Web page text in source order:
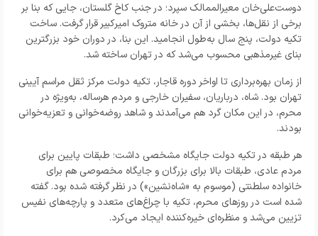
دوست‌علی‌خان معیرالممالک سپرد؛ در جنب کاخ گلستان، جایی که بنا بر
برخی از نقل‌ها، بخشی از آن در خانه متروک امیرکبیر قرار گرفت. ساخت
تکیه دولت، پنج سال به‌طول انجامید. این بنا، در دوران خود بزرگترین
بنای غیرمذهبی محسوب می‌شد که در تهران ساخته شد.
از زمان بهره‌برداری تا اواخر دوره قاجار، تکیه دولت مرکز ثقل مراسم آیینی
تهران بود. شاه، درباریان، سفیران خارجی و مردم هرساله، به‌ویژه در
محرم، در این مکان گرد هم می‌آمدند و شاهد روضه‌خوانی و تعزیه‌خوانی
بودند.
هر طبقه در تکیه دولت جایگاه مشخصی داشت؛ طبقات پایین برای
مردم عادی، طبقات بالا برای بزرگان و جایگاه مخصوصی هم برای
خانواده سلطنتی (موسوم به «شاه‌نشین») در نظر گرفته شده بود. گفته
شده است در روزهای محرم، تکیه با چراغ‌های متعدد و پارچه‌های نفیس
تزیین می‌شد و منظره‌ای خیره‌کننده ایجاد می‌کرد.